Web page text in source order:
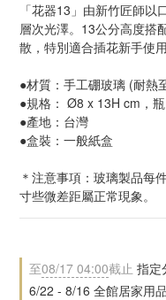
「花器13」由新竹匠師
層次光澤。13公分高度搭
散，特別適合插花新手使用
●材質：手工硼玻璃 (耐熱
●規格： Ø8 x 13H cm，
●產地：台灣
●盒裝：一般紙盒
＊注意事項：玻璃製品每
寸些微差距屬正常現象。
至08/17 04:00截止 指定
6/22 - 8/16 全館居家用